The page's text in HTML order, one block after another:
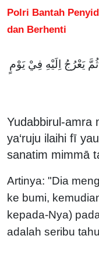
Polri Bantah
dan Berhenti
يَعْرُجُ اِلَيْهِ فِيْ يَوْمٍ
Yudabbirul-amra
ya‘ruju ilaihi fī
sanatim mimmā
Artinya: "Dia
ke bumi,
kepada-Nya)
adalah seribu